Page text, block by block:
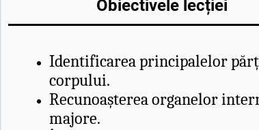
Obiectivele lecției
Identificarea principalelor
corpului.
Recunoașterea organelor
majore.